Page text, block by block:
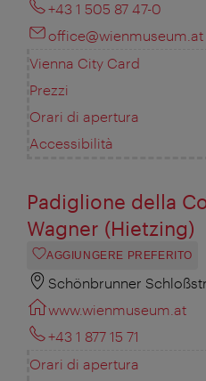
+43 1 505 87 47-0
office@wienmuseum.at
Vienna City Card
Prezzi
Orari di apertura
Accessibilità
Padiglione della
Wagner (Hietzing)
AGGIUNGERE PREFERITO
Schönbrunner
www.wienmuseum.at
+43 1 877 15 71
Orari di apertura